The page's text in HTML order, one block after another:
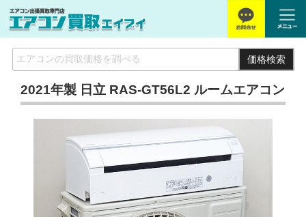
価格検索
2021年製 日立 RAS-GT56L2 ルームエアコン